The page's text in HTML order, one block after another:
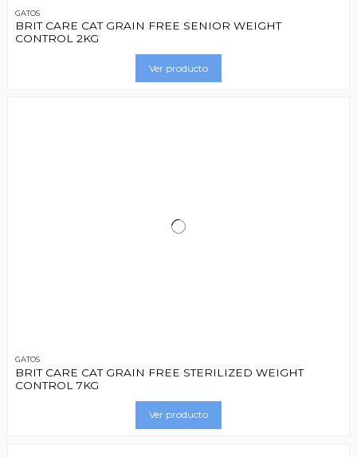
GATOS
BRIT CARE CAT GRAIN FREE SENIOR WEIGHT
CONTROL 2KG
Ver producto
GATOS
BRIT CARE CAT GRAIN FREE STERILIZED WEIGHT
CONTROL 7KG
Ver producto